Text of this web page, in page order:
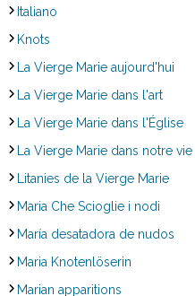
Italiano
Knots
La Vierge Marie aujourd'hui
La Vierge Marie dans l'art
La Vierge Marie dans l'Église
La Vierge Marie dans notre vie
Litanies de la Vierge Marie
Maria Che Scioglie i nodi
María desatadora de nudos
Maria Knotenlöserin
Marian apparitions